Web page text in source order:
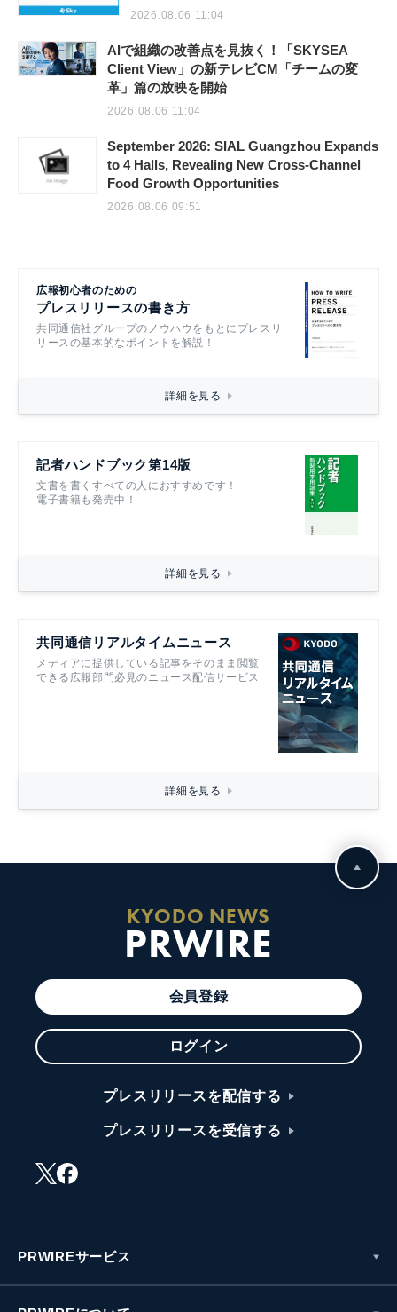
2026.08.06 11:04
AIで組織の改善点を見抜く！「SKYSEA
Client View」の新テレビCM「チームの変
革」篇の放映を開始
2026.08.06 11:04
September 2026: SIAL Guangzhou Expands
to 4 Halls, Revealing New Cross-Channel
Food Growth Opportunities
2026.08.06 09:51
広報初心者のための
プレスリリースの書き方
共同通信社グループのノウハウをもとにプレスリ
リースの基本的なポイントを解説！
詳細を見る
記者ハンドブック第14版
文書を書くすべての人におすすめです！
電子書籍も発売中！
詳細を見る
共同通信リアルタイムニュース
メディアに提供している記事をそのまま閲覧
できる広報部門必見のニュース配信サービス
詳細を見る
KYODO NEWS
PRWIRE
会員登録
ログイン
プレスリリースを配信する
プレスリリースを受信する
PRWIREサービス